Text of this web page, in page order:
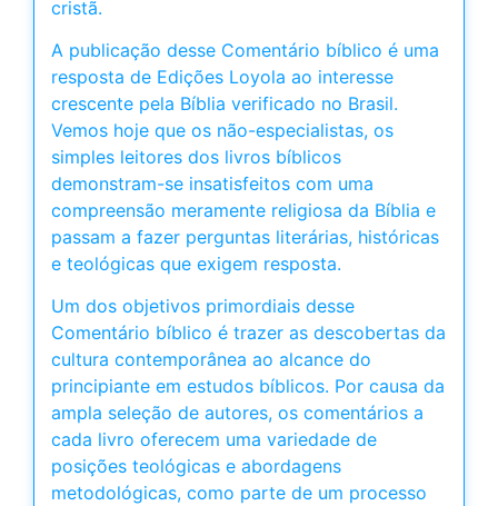
cristã.
A publicação desse Comentário bíblico é uma
resposta de Edições Loyola ao interesse
crescente pela Bíblia verificado no Brasil.
Vemos hoje que os não-especialistas, os
simples leitores dos livros bíblicos
demonstram-se insatisfeitos com uma
compreensão meramente religiosa da Bíblia e
passam a fazer perguntas literárias, históricas
e teológicas que exigem resposta.
Um dos objetivos primordiais desse
Comentário bíblico é trazer as descobertas da
cultura contemporânea ao alcance do
principiante em estudos bíblicos. Por causa da
ampla seleção de autores, os comentários a
cada livro oferecem uma variedade de
posições teológicas e abordagens
metodológicas, como parte de um processo